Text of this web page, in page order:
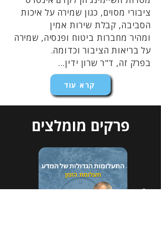
ציבורי מסוים, כגון שמירה על איכות
הסביבה, קבלת שירות אמין
ומהיר מחברות ביטוח ופנסיה, שמירה
על בריאות הציבור וכדומה.
בפרק זה, ד"ר שרון ידין...
קרא עוד
פרקים מומלצים